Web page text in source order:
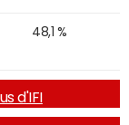
48,1 %
d'IFI